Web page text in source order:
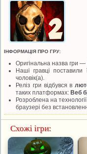
ІНФОРМАЦІЯ ПРО ГРУ:
Оригінальна назва гри —
Наші гравці поставили
чоловік(а).
Реліз гри відбувся в
таких платформах: Веб
Розроблена на технології
браузері без
Схожі ігри: